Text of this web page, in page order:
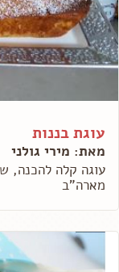
עוגת בננות
מאת: מירי גולני
עוגה קלה להכנה,
מארה"ב